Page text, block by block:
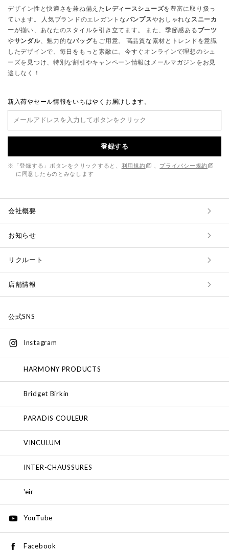
デザイン性と快適さを兼ね備えた レディースシューズを豊富に取り扱っ
ています。 人気ブランドのエレガントなパンプスやおしゃれな スニーカ
ーが揃い、あなたのスタイルを引き立てます。 また、季節感ある ブーツ
やサンダル、魅力的なバッグもご用意。 高品質な素材とトレンドを意識
したデザインで、毎日をもっと素敵に。今すぐオンラインで理想のシュ
ーズを見つけ、特別な割引やキャンペーン情報はメールマガジンをお見
逃しなく！
新入荷やセール情報をいちはやくお届けします。
登録する
※「登録する」ボタンをクリックすると、 利用規約
プライバシー規約
に同意したものとみなします
会社概要
お知らせ
リクルート
店舗情報
公式SNS
Instagram
HARMONY PRODUCTS
Bridget Birkin
PARADIS COULEUR
VINCULUM
INTER-CHAUSSURES
'eir
YouTube
Facebook